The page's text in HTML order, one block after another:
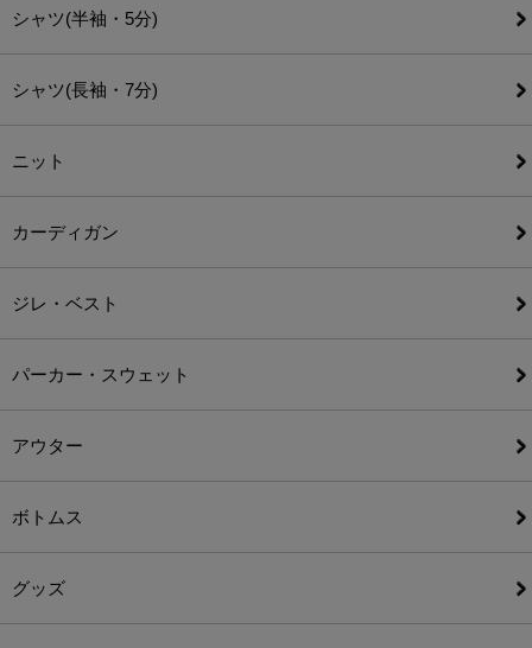
シャツ(半袖・5分)
シャツ(長袖・7分)
ニット
カーディガン
ジレ・ベスト
パーカー・スウェット
アウター
ボトムス
グッズ